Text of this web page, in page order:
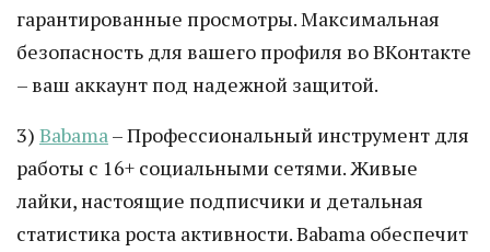
гарантированные просмотры. Максимальная
безопасность для вашего профиля во ВКонтакте
– ваш аккаунт под надежной защитой.
3) Babama– Профессиональный инструмент для
работы с 16+ социальными сетями. Живые
лайки, настоящие подписчики и детальная
статистика роста активности. Babama обеспечит